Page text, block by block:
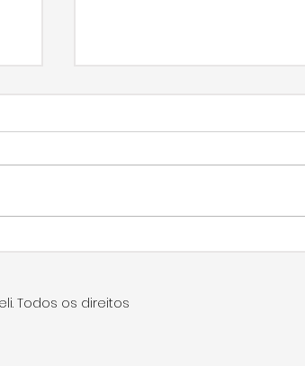
manutenção na UPA
Todos os direitos